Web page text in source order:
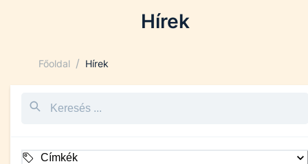
Hírek
Főoldal / Hírek
Címkék